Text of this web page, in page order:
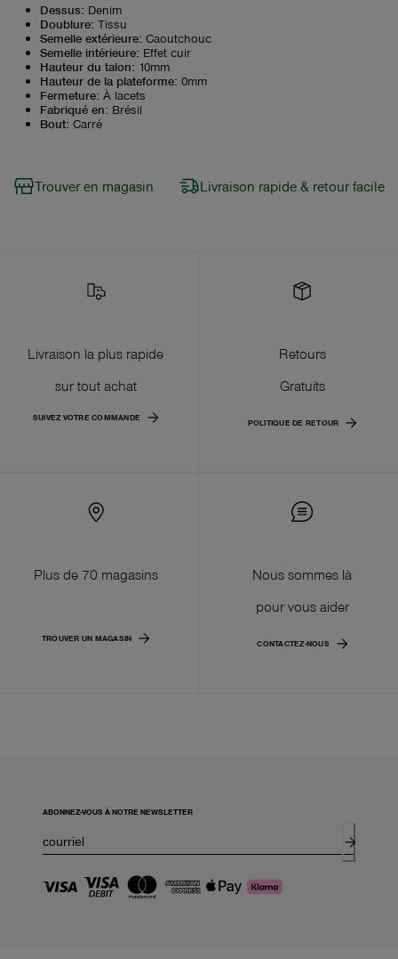
Dessus: Denim
Doublure: Tissu
Semelle extérieure: Caoutchouc
Semelle intérieure: Effet cuir
Hauteur du talon: 10mm
Hauteur de la plateforme: 0mm
Fermeture: À lacets
Fabriqué en: Brésil
Bout: Carré
Trouver en magasin Livraison rapide & retour facile
Livraison la plus rapide
sur tout achat
SUIVEZ VOTRE COMMANDE
Retours
Gratuits
POLITIQUE DE RETOUR
Plus de 70 magasins
TROUVER UN MAGASIN
Nous sommes là
pour vous aider
CONTACTEZ-NOUS
ABONNEZ-VOUS À NOTRE NEWSLETTER